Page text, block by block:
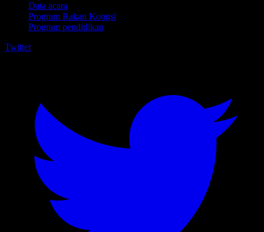
Data acara
Program Rakan Kongsi
Program pendidikan
Twitter